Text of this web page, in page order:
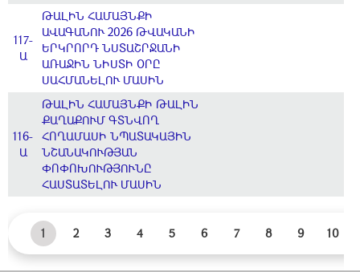
117-
Ա
ԹԱԼԻՆ ՀԱՄԱՅՆՔԻ
ԱՎԱԳԱՆՈՒ 2026 ԹՎԱԿԱՆԻ
ԵՐԿՐՈՐԴ ՆՍՏԱՇՐՋԱՆԻ
ԱՌԱՋԻՆ ՆԻՍՏԻ ՕՐԸ
ՍԱՀՄԱՆԵԼՈՒ ՄԱՍԻՆ
116-
Ա
ԹԱԼԻՆ ՀԱՄԱՅՆՔԻ ԹԱԼԻՆ
ՔԱՂԱՔՈՒՄ ԳՏՆՎՈՂ
ՀՈՂԱՄԱՍԻ ՆՊԱՏԱԿԱՅԻՆ
ՆՇԱՆԱԿՈՒԹՅԱՆ
ՓՈՓՈԽՈՒԹՅՈՒՆԸ
ՀԱՍՏԱՏԵԼՈՒ ՄԱՍԻՆ
1 2 3 4 5 6 7 8 9 10